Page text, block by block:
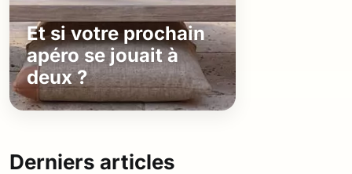
Et si votre prochain
apéro se jouait à
deux ?
Derniers articles